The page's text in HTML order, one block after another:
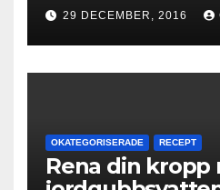
29 DECEMBER, 2016
OKATEGORISERADE RECEPT
Rena din kropp